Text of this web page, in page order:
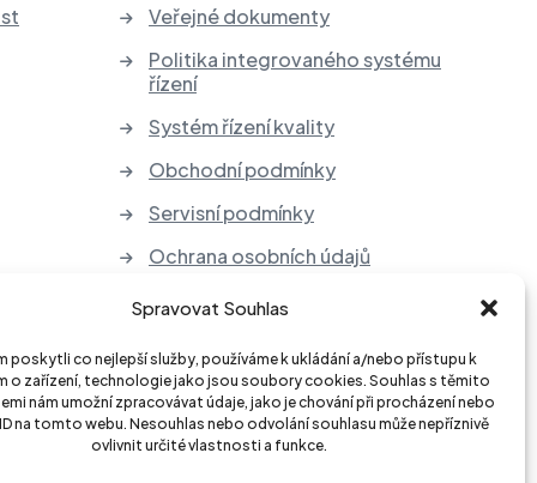
Spravovat Souhlas
poskytli co nejlepší služby, používáme k ukládání a/nebo přístupu k
o zařízení, technologie jako jsou soubory cookies. Souhlas s těmito
nám umožní zpracovávat údaje, jako je chování při procházení nebo
na tomto webu. Nesouhlas nebo odvolání souhlasu může nepříznivě
ovlivnit určité vlastnosti a funkce.
Veřejné dokumenty
Politika integrovaného systému
řízení
Systém řízení kvality
Obchodní podmínky
Servisní podmínky
Ochrana osobních údajů
Zpětný odběr elektrozařízení a
baterií